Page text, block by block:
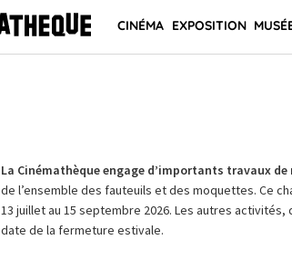
CINÉMA EXPOSITION
La Cinémathèque engage d’importants travaux
de l’ensemble des fauteuils et des moquettes. Ce
13 juillet au 15 septembre 2026. Les autres
date de la fermeture estivale.